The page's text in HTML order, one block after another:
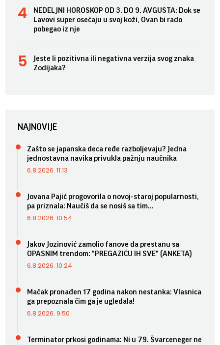
NEDELJNI HOROSKOP OD 3. DO 9. AVGUSTA: Dok se
Lavovi super osećaju u svoj koži, Ovan bi rado
pobegao iz nje
Jeste li pozitivna ili negativna verzija svog znaka
Zodijaka?
NAJNOVIJE
Zašto se japanska deca ređe razboljevaju? Jedna
jednostavna navika privukla pažnju naučnika
6.8.2026. 11:13
Jovana Pajić progovorila o novoj-staroj popularnosti,
pa priznala: Naučiš da se nosiš sa tim...
6.8.2026. 10:54
Jakov Jozinović zamolio fanove da prestanu sa
OPASNIM trendom: "PREGAZIĆU IH SVE" (ANKETA)
6.8.2026. 10:24
Mačak pronađen 17 godina nakon nestanka: Vlasnica
ga prepoznala čim ga je ugledala!
6.8.2026. 9:50
Terminator prkosi godinama: Ni u 79. Švarceneger ne